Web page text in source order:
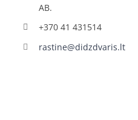
AB.
+370 41 431514
rastine@didzdvaris.lt